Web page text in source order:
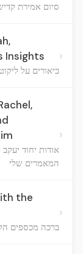
סיום אמירת
Insights
ביאורים על
›
אודות יחוד
המאמרים שלי
›
the
ברכה מכספים
›